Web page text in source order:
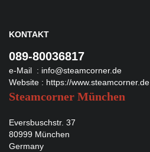
KONTAKT
089-80036817
e-Mail : info@steamcorner.de
Website : https://www.steamcorner.de
Steamcorner München
Eversbuschstr. 37
80999 München
Germany